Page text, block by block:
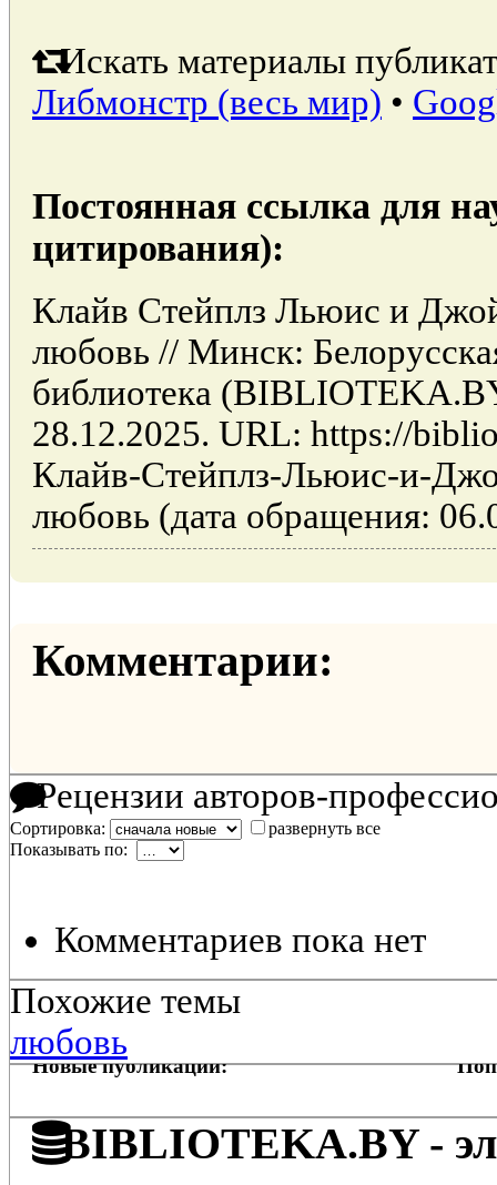
Искать материалы
Либмонстр (весь мир) •
Постоянная ссылка для
цитирования):
Клайв Стейплз Льюис и
любовь // Минск:
библиотека
28.12.2025. URL: https://
Клайв-Стейплз-Льюис-и-
любовь (дата обращения:
Комментарии:
Рецензии авторов-
Сортировка:
развернуть все
Показывать по:
Комментариев пока нет
Похожие темы
любовь
Новые публикации:
BIBLIOTEKA.BY -